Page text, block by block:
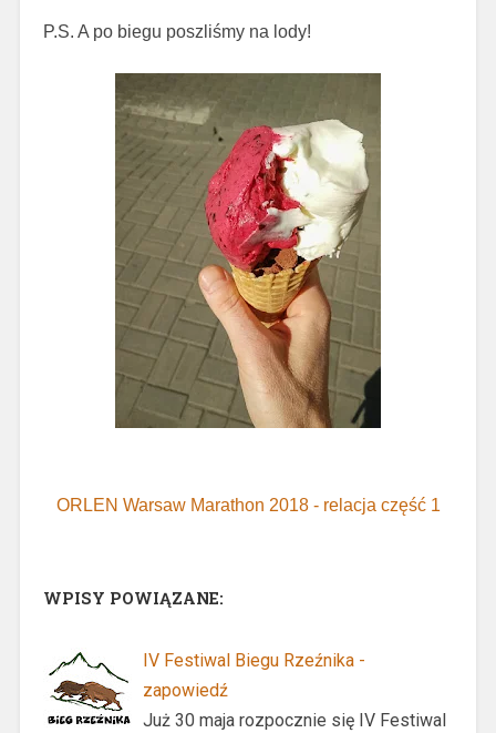
P.S. A po biegu poszliśmy na lody!
ORLEN Warsaw Marathon 2018 - relacja część 1
WPISY POWIĄZANE:
IV Festiwal Biegu Rzeźnika -
zapowiedź
Już 30 maja rozpocznie się IV Festiwal